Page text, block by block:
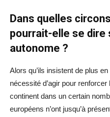
Dans quelles
pourrait-elle se
autonome ?
Alors qu’ils insistent de plus
nécessité d’agir pour renforcer
continent dans un certain
européens n’ont jusqu’à